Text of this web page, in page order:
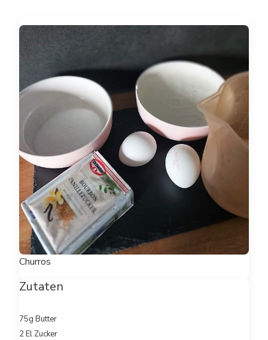
Churros
Zutaten
75g Butter
2 El Zucker